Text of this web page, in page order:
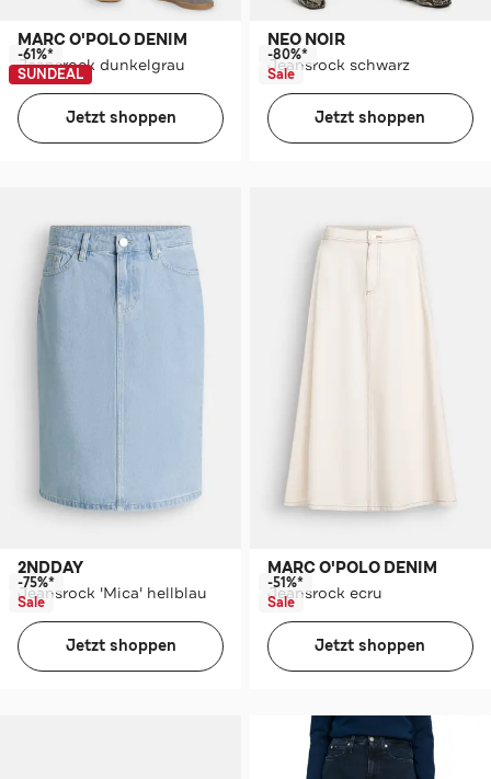
MARC O'POLO DENIM
Jeansrock dunkelgrau
-61%*
SUNDEAL
Jetzt shoppen
NEO NOIR
Jeansrock schwarz
-80%*
Sale
Jetzt shoppen
2NDDAY
Jeansrock 'Mica' hellblau
-75%*
Sale
Jetzt shoppen
MARC O'POLO DENIM
Jeansrock ecru
-51%*
Sale
Jetzt shoppen